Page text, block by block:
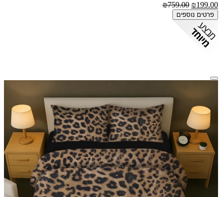
₪199.00
₪759.00
פרטים נוספים